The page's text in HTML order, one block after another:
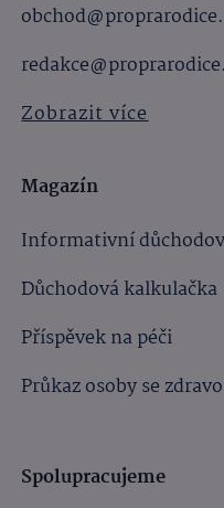
Zobrazit více
Magazín
Informativní
Důchodová kalkulačka
Příspěvek na péči
Průkaz osoby se
Spolupracujeme